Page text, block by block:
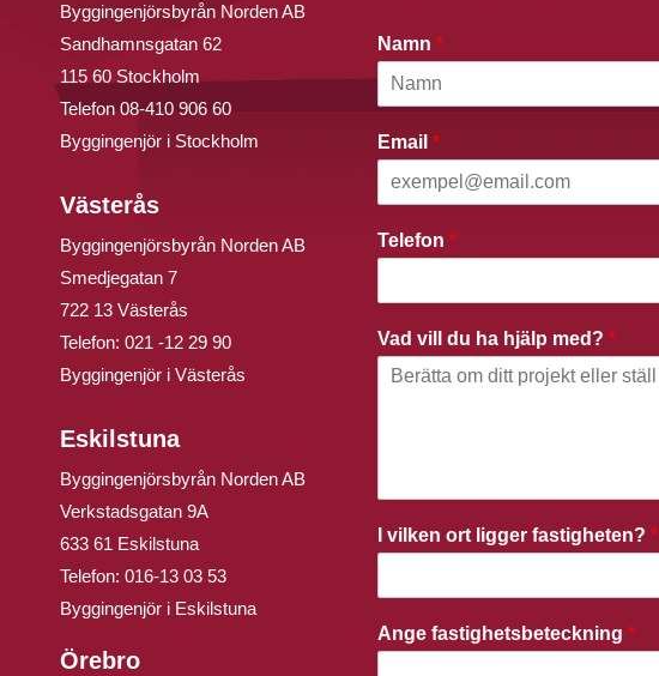
Byggingenjörsbyrån Norden AB
Sandhamnsgatan 62
115 60 Stockholm
Telefon08-410 906 60
Byggingenjör i Stockholm
Västerås
Byggingenjörsbyrån Norden AB
Smedjegatan 7
722 13 Västerås
Telefon: 021 -12 29 90
Byggingenjör i Västerås
Eskilstuna
Byggingenjörsbyrån Norden AB
Verkstadsgatan 9A
633 61 Eskilstuna
Telefon: 016-13 03 53
Byggingenjör i Eskilstuna
Örebro
Namn*
Email*
Telefon*
Vad vill du ha hjälp med?*
I vilken ort ligger fastigheten?*
Ange fastighetsbeteckning*